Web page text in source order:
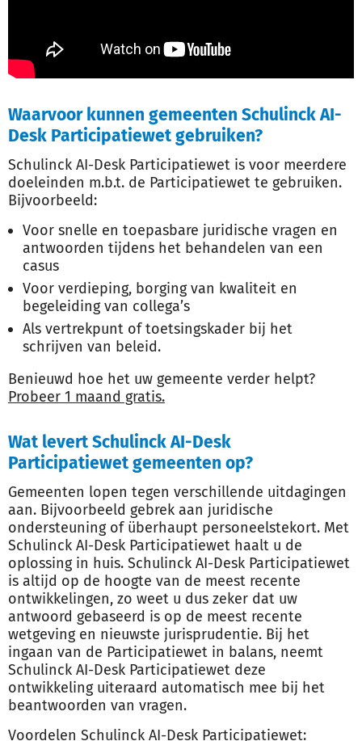
Waarvoor kunnen gemeenten Schulinck AI-
Desk Participatiewet gebruiken?
Schulinck AI-Desk Participatiewet is voor meerdere
doeleinden m.b.t. de Participatiewet te gebruiken.
Bijvoorbeeld:
Voor snelle en toepasbare juridische vragen en
antwoorden tijdens het behandelen van een
casus
Voor verdieping, borging van kwaliteit en
begeleiding van collega’s
Als vertrekpunt of toetsingskader bij het
schrijven van beleid.
Benieuwd hoe het uw gemeente verder helpt?
Probeer 1 maand gratis.
Wat levert Schulinck AI-Desk
Participatiewet gemeenten op?
Gemeenten lopen tegen verschillende uitdagingen
aan. Bijvoorbeeld gebrek aan juridische
ondersteuning of überhaupt personeelstekort. Met
Schulinck AI-Desk Participatiewet haalt u de
oplossing in huis. Schulinck AI-Desk Participatiewet
is altijd op de hoogte van de meest recente
ontwikkelingen, zo weet u dus zeker dat uw
antwoord gebaseerd is op de meest recente
wetgeving en nieuwste jurisprudentie. Bij het
ingaan van de Participatiewet in balans, neemt
Schulinck AI-Desk Participatiewet deze
ontwikkeling uiteraard automatisch mee bij het
beantwoorden van vragen.
Voordelen Schulinck AI-Desk Participatiewet: